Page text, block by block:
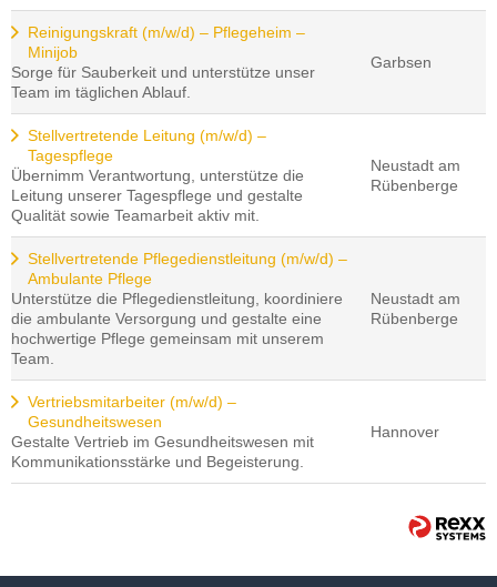
Reinigungskraft (m/w/d) – Pflegeheim –
Minijob
Sorge für Sauberkeit und unterstütze unser
Team im täglichen Ablauf.
Garbsen
Stellvertretende Leitung (m/w/d) –
Tagespflege
Übernimm Verantwortung, unterstütze die
Leitung unserer Tagespflege und gestalte
Qualität sowie Teamarbeit aktiv mit.
Neustadt am
Rübenberge
Stellvertretende Pflegedienstleitung (m/w/d) –
Ambulante Pflege
Unterstütze die Pflegedienstleitung, koordiniere
die ambulante Versorgung und gestalte eine
hochwertige Pflege gemeinsam mit unserem
Team.
Neustadt am
Rübenberge
Vertriebsmitarbeiter (m/w/d) –
Gesundheitswesen
Gestalte Vertrieb im Gesundheitswesen mit
Kommunikationsstärke und Begeisterung.
Hannover